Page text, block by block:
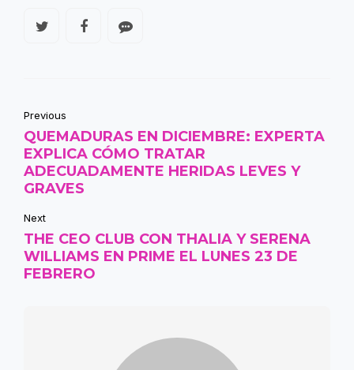
Previous
QUEMADURAS EN DICIEMBRE: EXPERTA
EXPLICA CÓMO TRATAR
ADECUADAMENTE HERIDAS LEVES Y
GRAVES
Next
THE CEO CLUB CON THALIA Y SERENA
WILLIAMS EN PRIME EL LUNES 23 DE
FEBRERO